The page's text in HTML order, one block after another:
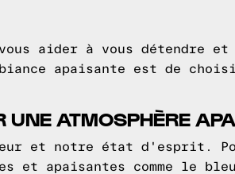
aider à vous détendre et
apaisante est de
UNE ATMOSPHÈRE
et notre état d'esprit.
et apaisantes comme le